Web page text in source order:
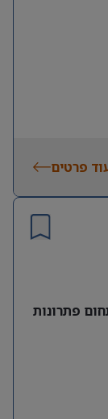
פרטים
פתרונות